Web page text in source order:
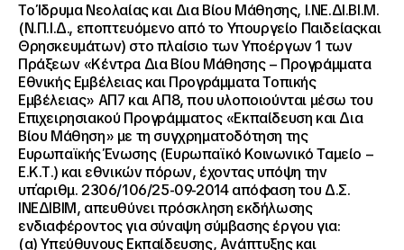
Το Ίδρυμα Νεολαίας και Δια Βίου Μάθησης, Ι.ΝΕ.ΔΙ.ΒΙ.Μ.
(Ν.Π.Ι.Δ., εποπτευόμενο από το Υπουργείο Παιδείαςκαι
Θρησκευμάτων) στο πλαίσιο των Υποέργων 1 των
Πράξεων «Κέντρα Δια Βίου Μάθησης – Προγράμματα
Εθνικής Εμβέλειας και Προγράμματα Τοπικής
Εμβέλειας» ΑΠ7 και ΑΠ8, που υλοποιούνται μέσω του
Επιχειρησιακού Προγράμματος «Εκπαίδευση και Δια
Βίου Μάθηση» με τη συγχρηματοδότηση της
Ευρωπαϊκής Ένωσης (Ευρωπαϊκό Κοινωνικό Ταμείο –
Ε.Κ.Τ.) και εθνικών πόρων, έχοντας υπόψη την
υπ΄αριθμ. 2306/106/25-09-2014 απόφαση του Δ.Σ.
ΙΝΕΔΙΒΙΜ, απευθύνει πρόσκληση εκδήλωσης
ενδιαφέροντος για σύναψη σύμβασης έργου για:
(α) Υπεύθυνους Εκπαίδευσης, Ανάπτυξης και